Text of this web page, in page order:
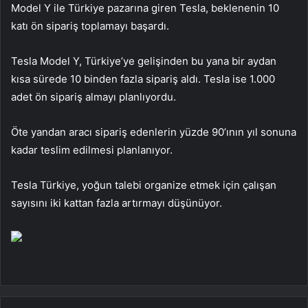
Model Y ile Türkiye pazarına giren Tesla, beklenenin 10
katı ön sipariş toplamayı başardı.
Tesla Model Y, Türkiye’ye gelişinden bu yana bir aydan
kısa sürede 10 binden fazla sipariş aldı. Tesla ise 1.000
adet ön sipariş almayı planlıyordu.
Öte yandan aracı sipariş edenlerin yüzde 90’ının yıl sonuna
kadar teslim edilmesi planlanıyor.
Tesla Türkiye, yoğun talebi organize etmek için çalışan
sayısını iki kattan fazla artırmayı düşünüyor.